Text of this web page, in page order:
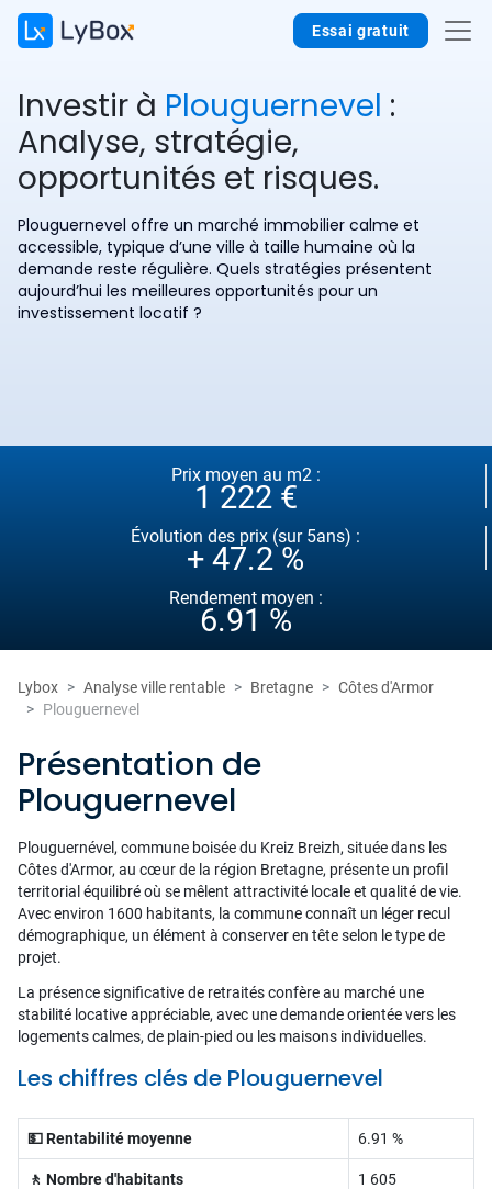
Essai gratuit
Investir à Plouguernevel :
Analyse, stratégie,
opportunités et risques.
Plouguernevel offre un marché immobilier calme et
accessible, typique d’une ville à taille humaine où la
demande reste régulière. Quels stratégies présentent
aujourd’hui les meilleures opportunités pour un
investissement locatif ?
Prix moyen au m2 :
1 222 €
Évolution des prix (sur 5ans) :
+ 47.2 %
Rendement moyen :
6.91 %
Lybox Analyse ville rentable Bretagne
Côtes d'Armor
Plouguernevel
Présentation de
Plouguernevel
Plouguernével, commune boisée du Kreiz Breizh, située dans les
Côtes d'Armor, au cœur de la région Bretagne, présente un profil
territorial équilibré où se mêlent attractivité locale et qualité de vie.
Avec environ 1600 habitants, la commune connaît un léger recul
démographique, un élément à conserver en tête selon le type de
projet.
La présence significative de retraités confère au marché une
stabilité locative appréciable, avec une demande orientée vers les
logements calmes, de plain-pied ou les maisons individuelles.
Les chiffres clés de Plouguernevel
💵 Rentabilité moyenne 6.91 %
🚶 Nombre d'habitants 1 605